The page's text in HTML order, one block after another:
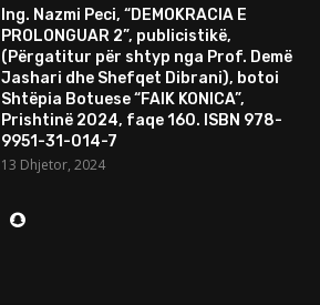
Ing. Nazmi Peci, “DEMOKRACIA E
PROLONGUAR 2”, publicistikë,
(Përgatitur për shtyp nga Prof. Demë
Jashari dhe Shefqet Dibrani), botoi
Shtëpia Botuese “FAIK KONICA”,
Prishtinë 2024, faqe 160. ISBN 978-
9951-31-014-7
13 Dhjetor, 2024